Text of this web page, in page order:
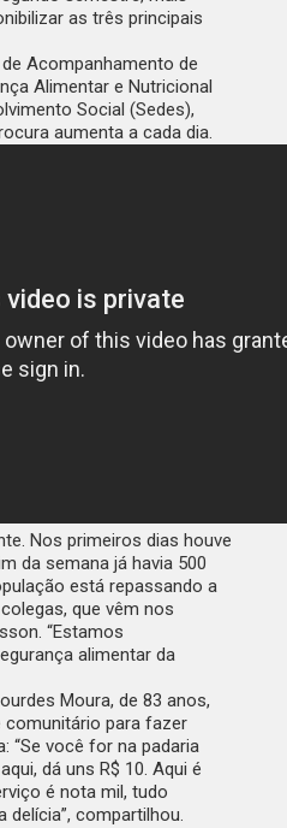
as três principais
Acompanhamento de
Alimentar e Nutricional
Social (Sedes),
aumenta a cada dia.
Nos primeiros dias houve
da semana já havia 500
está repassando a
que vêm nos
“Estamos
alimentar da
Moura, de 83 anos,
para fazer
“Se você for na padaria
dá uns R$ 10. Aqui é
é nota mil, tudo
delícia”, compartilhou.